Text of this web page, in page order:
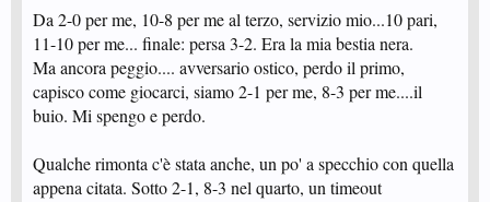
Da 2-0 per me, 10-8 per me al terzo, servizio mio...10 pari,
11-10 per me... finale: persa 3-2. Era la mia bestia nera.
Ma ancora peggio.... avversario ostico, perdo il primo,
capisco come giocarci, siamo 2-1 per me, 8-3 per me....il
buio. Mi spengo e perdo.
Qualche rimonta c'è stata anche, un po' a specchio con quella
appena citata. Sotto 2-1, 8-3 nel quarto, un timeout